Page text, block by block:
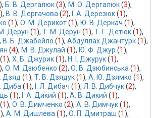
), Б. В. Дергалюк (3), М. О. Дергалюк (3),
), В. В. Дергачова (2), І. А. Дерезюк (1),
(1), О. М. Дерикот (1), Ю. В. Деркач (1),
Дерун (1), Т. М. Дерун (1), Т. Г. Детюк (1),
В. Б. Джабейло (1), Абдуллах Джантурк (1),
(4), М. В. Джулай (1), Ю. Ф. Джур (1),
(1), Х. Б. Джурик (1), Н. І. Джурук (1),
), О. М. Дзюбенко (2), О. В. Дзюбинська (1),
Дзяд (1), Т. В. Дзядук (1), А. Ю. Дзямко (1),
Диба (1), І. Л. Дибач (1), Л. В. Дибчук (2),
(1), І. А. Дикий (1), А. В. Дикий (1),
(1), О. В. Димченко (2), А. В. Димчук (1),
), А. М. Дишлева (1), О. П. Дмитраш (1),